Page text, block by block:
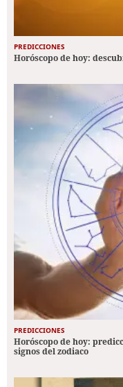
PREDICCIONES
Horóscopo de hoy:
PREDICCIONES
Horóscopo de hoy:
signos del zodiaco